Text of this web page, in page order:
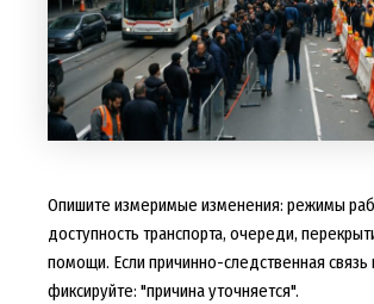
Опишите измеримые изменения: режимы
доступность транспорта, очереди,
помощи. Если причинно-следственная связь
фиксируйте: "причина уточняется".